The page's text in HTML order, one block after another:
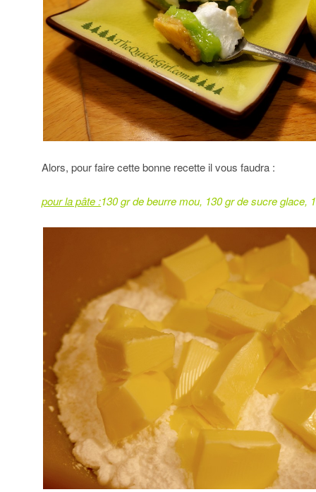
Alors, pour faire cette bonne recette il vous faudra :
pour la pâte :130 gr de beurre mou, 130 gr de sucre glace,